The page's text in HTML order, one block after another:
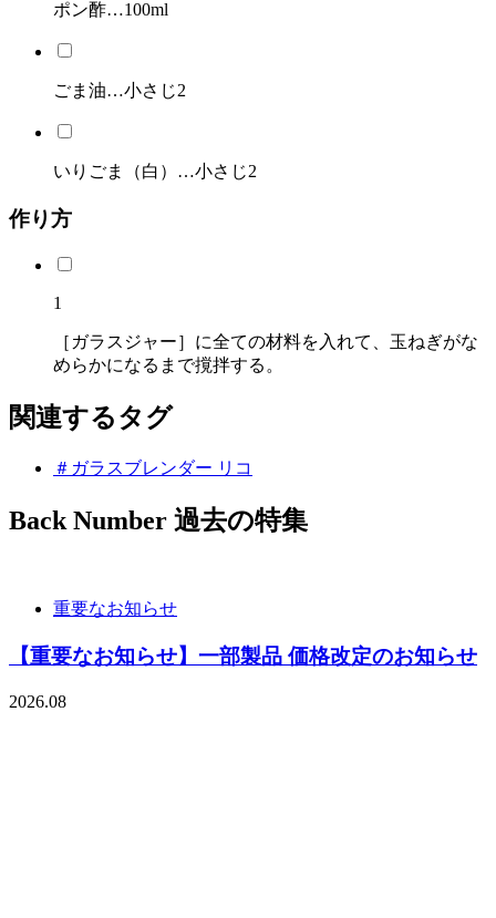
ポン酢…100ml
ごま油…小さじ2
いりごま（白）…小さじ2
作り方
1
［ガラスジャー］に全ての材料を入れて、玉ねぎがな
めらかになるまで撹拌する。
関連するタグ
＃ガラスブレンダー リコ
Back Number 過去の特集
重要なお知らせ
【重要なお知らせ】一部製品 価格改定のお知らせ
2026.08